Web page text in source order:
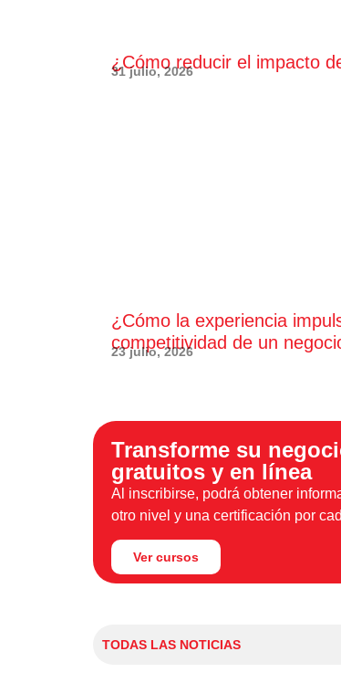
¿Cómo reducir el impacto
31 julio, 2026
¿Cómo la experiencia
competitividad de un
23 julio, 2026
Transforme su
gratuitos y en línea
Al inscribirse, podrá obtener
otro nivel y una certificación por
Ver cursos
TODAS LAS NOTICIAS